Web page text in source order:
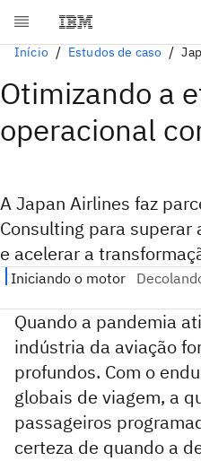
Início Estudos de caso
Otimizando a
operacional
A Japan Airlines faz
Consulting para
e acelerar a
Quando a pandemia
indústria da aviação
profundos. Com o
globais de viagem, a
passageiros
certeza de quando a